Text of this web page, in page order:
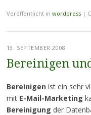
Veröffentlicht in wordpress |
13. SEPTEMBER 2008
Bereinigen
Bereinigenist ein sehr
mit E-Mail-Marketing
Bereinigung der